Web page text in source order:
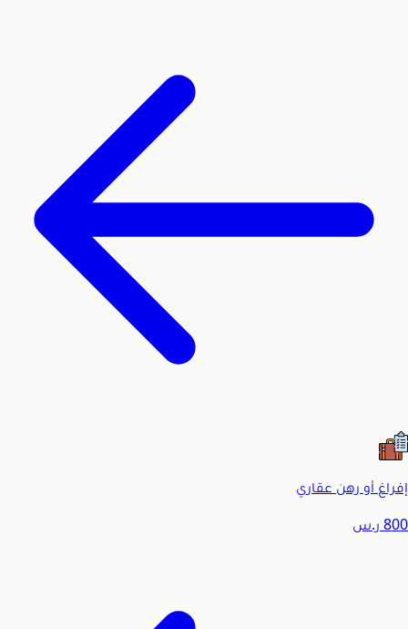
إفراغ أو رهن عقاري
800 ر.س